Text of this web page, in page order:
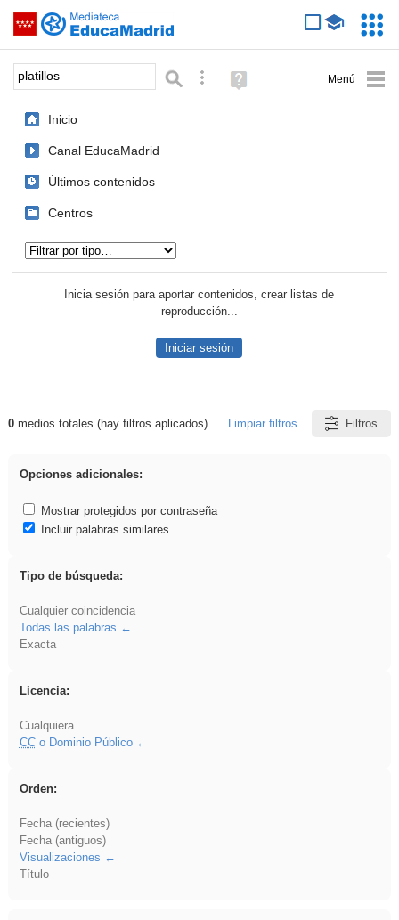
Saltar navegación
Palabra o frase: Búsqueda avanzada
Ayuda
(en
Inicio
Canal EducaMadrid
Últimos contenidos
Centros
Inicia sesión para aportar contenidos, crear listas de
reproducción...
Iniciar sesión
Resultados de: platillos
0medios totales (hay filtros aplicados) Limpiar filtros Filtros
Opciones adicionales:
Mostrar protegidos por contraseña
Incluir palabras similares
Tipo de búsqueda:
Cualquier coincidencia
Todas las palabras
Exacta
Licencia:
Cualquiera
CCo Dominio Público
Orden:
Fecha (recientes)
Fecha (antiguos)
Visualizaciones
Título